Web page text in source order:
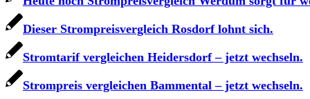
Dieser Strompreisvergleich Rosdorf lohnt sich.
Stromtarif vergleichen Heidersdorf – jetzt wechseln.
Strompreis vergleichen Bammental – jetzt wechseln.